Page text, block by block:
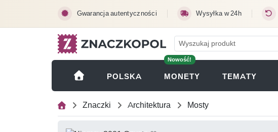
Gwarancja autentyczności Wysyłka w 24h
POLSKA
Nowość!
MONETY (OTWIERA SIĘ W
TEMATY
Znaczki Architektura Mosty